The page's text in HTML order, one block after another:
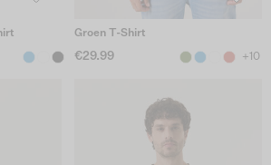
Groen T-Shirt
€29.99 +10